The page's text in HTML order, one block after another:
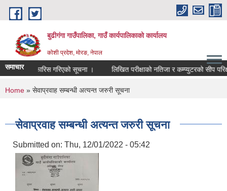
Skip to main content
बुढीगंगा गाउँपालिका, गाउँ कार्यपालिकाको कार्यालय
कोशी प्रदेश, मोरङ, नेपाल
समाचार
उम्मेदवार सिफारिस गरिएको सूचना । लिखित परीक्षाको नतिजा र कम्प्युटरको सीप
You are here
Home » सेवाप्रवाह सम्बन्धी अत्यन्त जरुरी सूचना
सेवाप्रवाह सम्बन्धी अत्यन्त जरुरी सूचना
Submitted on: Thu, 12/01/2022 - 05:42